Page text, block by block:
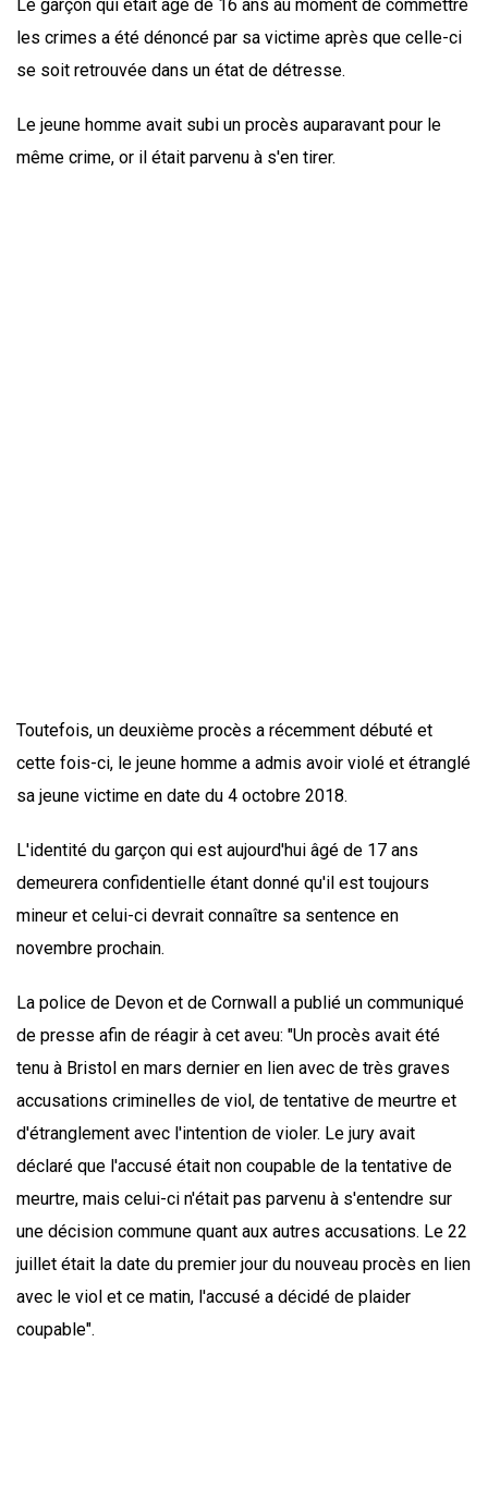
Le garçon qui était âgé de 16 ans au moment de commettre
les crimes a été dénoncé par sa victime après que celle-ci
se soit retrouvée dans un état de détresse.
Le jeune homme avait subi un procès auparavant pour le
même crime, or il était parvenu à s'en tirer.
Toutefois, un deuxième procès a récemment débuté et
cette fois-ci, le jeune homme a admis avoir violé et étranglé
sa jeune victime en date du 4 octobre 2018.
L'identité du garçon qui est aujourd'hui âgé de 17 ans
demeurera confidentielle étant donné qu'il est toujours
mineur et celui-ci devrait connaître sa sentence en
novembre prochain.
La police de Devon et de Cornwall a publié un communiqué
de presse afin de réagir à cet aveu: "Un procès avait été
tenu à Bristol en mars dernier en lien avec de très graves
accusations criminelles de viol, de tentative de meurtre et
d'étranglement avec l'intention de violer. Le jury avait
déclaré que l'accusé était non coupable de la tentative de
meurtre, mais celui-ci n'était pas parvenu à s'entendre sur
une décision commune quant aux autres accusations. Le 22
juillet était la date du premier jour du nouveau procès en lien
avec le viol et ce matin, l'accusé a décidé de plaider
coupable".